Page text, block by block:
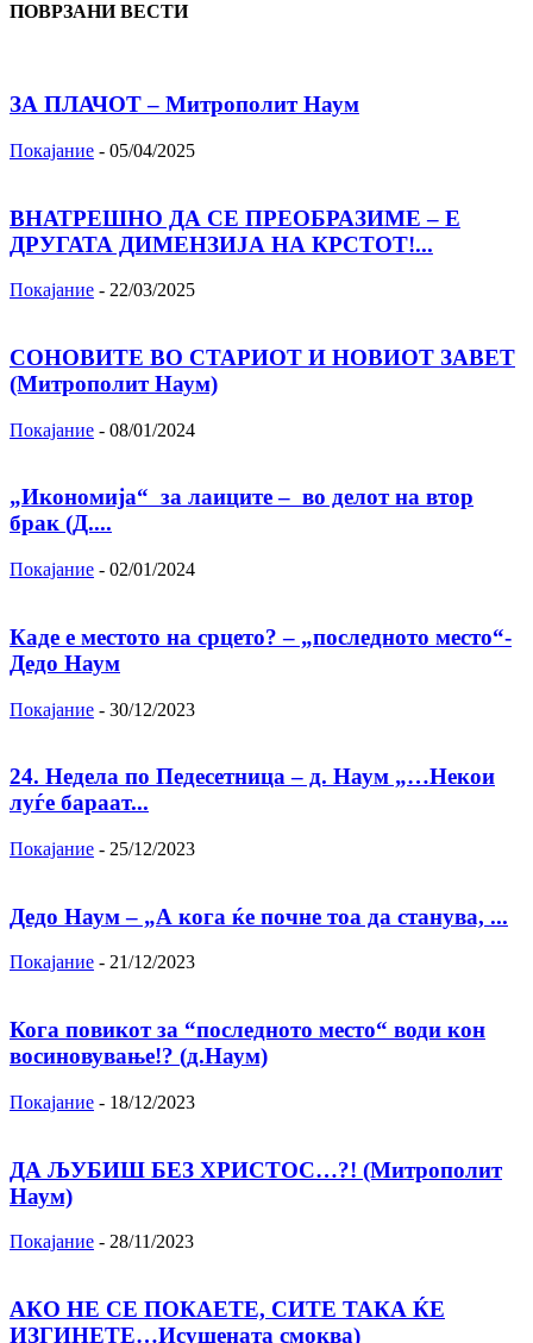
ПОВРЗАНИ ВЕСТИ
ЗА ПЛАЧОТ – Митрополит Наум
Покајание - 05/04/2025
ВНАТРЕШНО ДА СЕ ПРЕОБРАЗИМЕ – Е
ДРУГАТА ДИМЕНЗИЈА НА КРСТОТ!...
Покајание - 22/03/2025
СОНОВИТЕ ВО СТАРИОТ И НОВИОТ ЗАВЕТ
(Митрополит Наум)
Покајание - 08/01/2024
„Икономија“ за лаиците – во делот на втор
брак (Д....
Покајание - 02/01/2024
Каде е местото на срцето? – „последното место“-
Дедо Наум
Покајание - 30/12/2023
24. Недела по Педесетница – д. Наум „…Некои
луѓе бараат...
Покајание - 25/12/2023
Дедо Наум – „А кога ќе почне тоа да станува, ...
Покајание - 21/12/2023
Кога повикот за “последното место“ води кон
восиновување!? (д.Наум)
Покајание - 18/12/2023
ДА ЉУБИШ БЕЗ ХРИСТОС…?! (Митрополит
Наум)
Покајание - 28/11/2023
АКО НЕ СЕ ПОКАЕТЕ, СИТЕ ТАКА ЌЕ
ИЗГИНЕТЕ…Исушената смоква)